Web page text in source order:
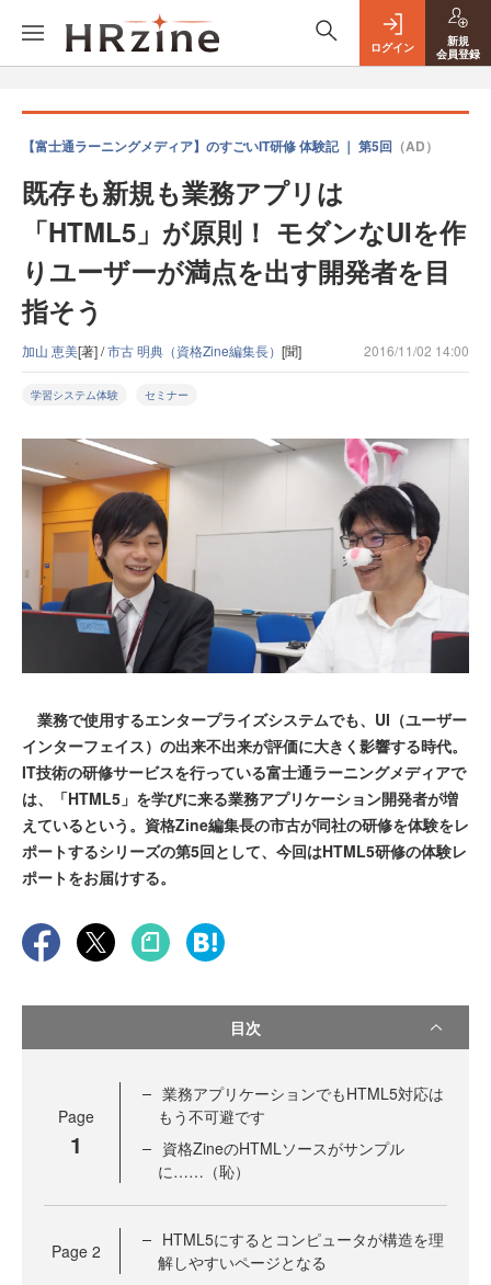
ログイン
新規
会員登録
【富士通ラーニングメディア】のすごいIT研修 体験記 ｜ 第5回 （AD）
既存も新規も業務アプリは
「HTML5」が原則！ モダンなUIを作
りユーザーが満点を出す開発者を目
指そう
加山 恵美[著] /市古 明典（資格Zine編集長） [聞] 2016/11/02 14:00
学習システム体験 セミナー
業務で使用するエンタープライズシステムでも、UI（ユーザー
インターフェイス）の出来不出来が評価に大きく影響する時代。
IT技術の研修サービスを行っている富士通ラーニングメディアで
は、「HTML5」を学びに来る業務アプリケーション開発者が増
えているという。資格Zine編集長の市古が同社の研修を体験をレ
ポートするシリーズの第5回として、今回はHTML5研修の体験レ
ポートをお届けする。
目次
Page
1
業務アプリケーションでもHTML5対応は
もう不可避です
資格ZineのHTMLソースがサンプル
に……（恥）
Page 2
HTML5にするとコンピュータが構造を理
解しやすいページとなる